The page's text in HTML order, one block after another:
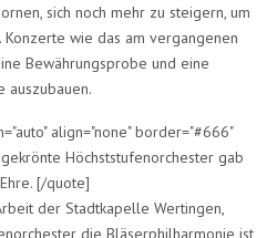
sich noch mehr zu steigern, um
wie das am vergangenen
Bewährungsprobe und eine
auszubauen.
align="none" border="#666"
Höchststufenorchester gab
[/quote]
der Stadtkapelle Wertingen,
die Bläserphilharmonie ist,